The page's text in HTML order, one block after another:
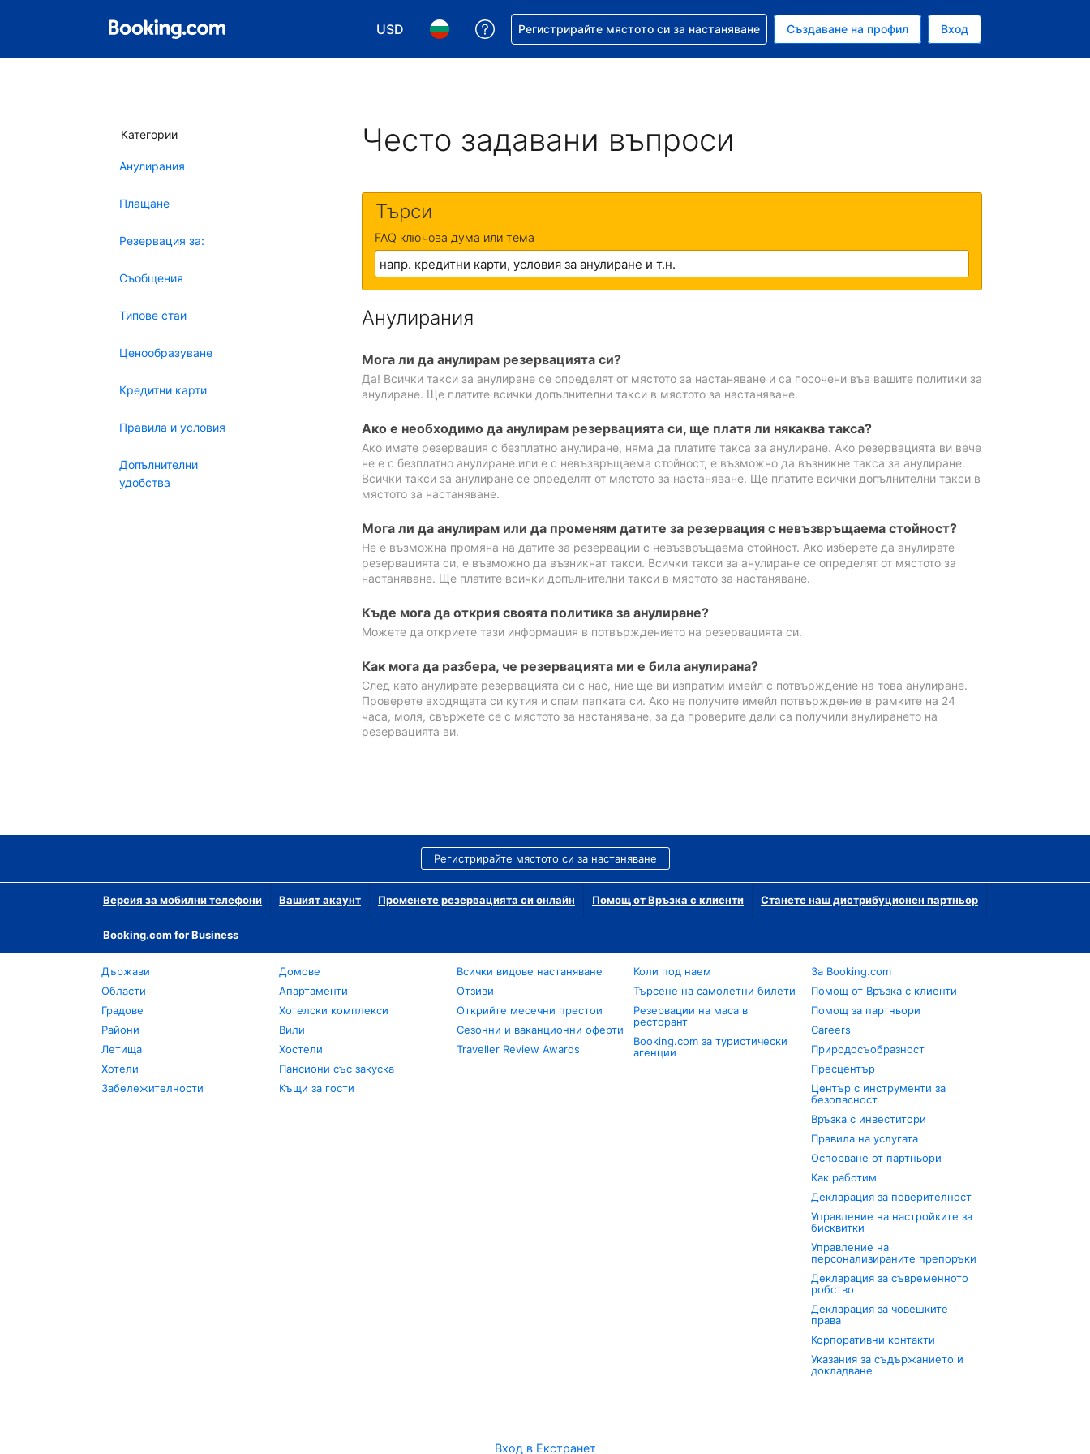
USD
Избор на валута. Избрана валута - Американски долар
Избор на език. Избран език - Български
Помощ с резервацията ви
Регистрирайте мястото си за настаняване Създаване на профил Вход
Категории
Анулирания
Плащане
Резервация за:
Съобщения
Типове стаи
Ценообразуване
Кредитни карти
Правила и условия
Допълнителни
удобства
Често задавани въпроси
Търси
FAQ ключова дума или тема
Анулирания
Мога ли да анулирам резервацията си?
Да! Всички такси за анулиране се определят от мястото за настаняване и са посочени във вашите политики за
анулиране. Ще платите всички допълнителни такси в мястото за настаняване.
Ако е необходимо да анулирам резервацията си, ще платя ли някаква такса?
Ако имате резервация с безплатно анулиране, няма да платите такса за анулиране. Ако резервацията ви вече
не е с безплатно анулиране или е с невъзвръщаема стойност, е възможно да възникне такса за анулиране.
Всички такси за анулиране се определят от мястото за настаняване. Ще платите всички допълнителни такси в
мястото за настаняване.
Мога ли да анулирам или да променям датите за резервация с невъзвръщаема стойност?
Не е възможна промяна на датите за резервации с невъзвръщаема стойност. Ако изберете да анулирате
резервацията си, е възможно да възникнат такси. Всички такси за анулиране се определят от мястото за
настаняване. Ще платите всички допълнителни такси в мястото за настаняване.
Къде мога да открия своята политика за анулиране?
Можете да откриете тази информация в потвърждението на резервацията си.
Как мога да разбера, че резервацията ми е била анулирана?
След като анулирате резервацията си с нас, ние ще ви изпратим имейл с потвърждение на това анулиране.
Проверете входящата си кутия и спам папката си. Ако не получите имейл потвърждение в рамките на 24
часа, моля, свържете се с мястото за настаняване, за да проверите дали са получили анулирането на
резервацията ви.
Регистрирайте мястото си за настаняване
Версия за мобилни телефони Вашият акаунт Променете резервацията си онлайн Помощ от Връзка с клиенти Станете наш дистрибуционен партньор
Booking.com for Business
Държави
Области
Градове
Райони
Летища
Хотели
Забележителности
Домове
Апартаменти
Хотелски комплекси
Вили
Хостели
Пансиони със закуска
Къщи за гости
Всички видове настаняване
Отзиви
Открийте месечни престои
Сезонни и ваканционни оферти
Traveller Review Awards
Коли под наем
Търсене на самолетни билети
Резервации на маса в
ресторант
Booking.com за туристически
агенции
За Booking.com
Помощ от Връзка с клиенти
Помощ за партньори
Careers
Природосъобразност
Пресцентър
Център с инструменти за
безопасност
Връзка с инвеститори
Правила на услугата
Оспорване от партньори
Как работим
Декларация за поверителност
Управление на настройките за
бисквитки
Управление на
персонализираните препоръки
Декларация за съвременното
робство
Декларация за човешките
права
Корпоративни контакти
Указания за съдържанието и
докладване
Вход в Екстранет